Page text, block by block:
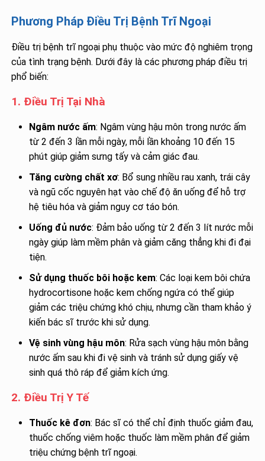
Phương Pháp Điều Trị Bệnh Trĩ Ngoại
Điều trị bệnh trĩ ngoại phụ thuộc vào mức độ nghiêm trọng
của tình trạng bệnh. Dưới đây là các phương pháp điều trị
phổ biến:
1. Điều Trị Tại Nhà
Ngâm nước ấm: Ngâm vùng hậu môn trong nước ấm
từ 2 đến 3 lần mỗi ngày, mỗi lần khoảng 10 đến 15
phút giúp giảm sưng tấy và cảm giác đau.
Tăng cường chất xơ: Bổ sung nhiều rau xanh, trái cây
và ngũ cốc nguyên hạt vào chế độ ăn uống để hỗ trợ
hệ tiêu hóa và giảm nguy cơ táo bón.
Uống đủ nước: Đảm bảo uống từ 2 đến 3 lít nước mỗi
ngày giúp làm mềm phân và giảm căng thẳng khi đi đại
tiện.
Sử dụng thuốc bôi hoặc kem: Các loại kem bôi chứa
hydrocortisone hoặc kem chống ngứa có thể giúp
giảm các triệu chứng khó chịu, nhưng cần tham khảo ý
kiến bác sĩ trước khi sử dụng.
Vệ sinh vùng hậu môn: Rửa sạch vùng hậu môn bằng
nước ấm sau khi đi vệ sinh và tránh sử dụng giấy vệ
sinh quá thô ráp để giảm kích ứng.
2. Điều Trị Y Tế
Thuốc kê đơn: Bác sĩ có thể chỉ định thuốc giảm đau,
thuốc chống viêm hoặc thuốc làm mềm phân để giảm
triệu chứng bệnh trĩ ngoại.